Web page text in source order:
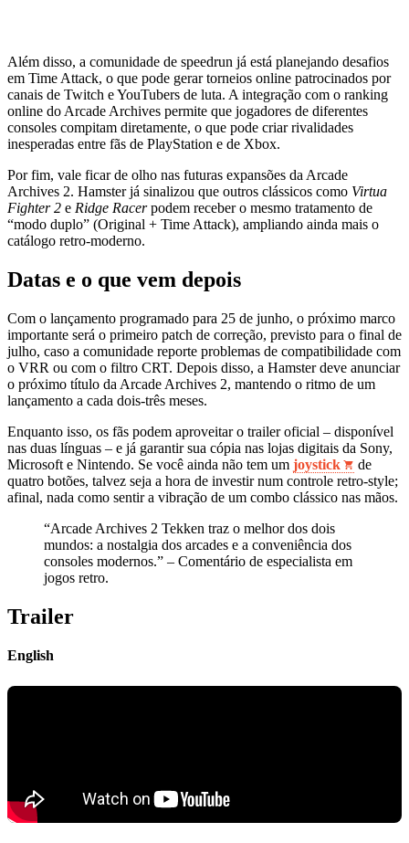
Além disso, a comunidade de speedrun já está planejando desafios
em Time Attack, o que pode gerar torneios online patrocinados por
canais de Twitch e YouTubers de luta. A integração com o ranking
online do Arcade Archives permite que jogadores de diferentes
consoles compitam diretamente, o que pode criar rivalidades
inesperadas entre fãs de PlayStation e de Xbox.
Por fim, vale ficar de olho nas futuras expansões da Arcade
Archives 2. Hamster já sinalizou que outros clássicos como Virtua
Fighter 2 e Ridge Racerpodem receber o mesmo tratamento de
“modo duplo” (Original + Time Attack), ampliando ainda mais o
catálogo retro‑moderno.
Datas e o que vem depois
Com o lançamento programado para 25 de junho, o próximo marco
importante será o primeiro patch de correção, previsto para o final de
julho, caso a comunidade reporte problemas de compatibilidade com
o VRR ou com o filtro CRT. Depois disso, a Hamster deve anunciar
o próximo título da Arcade Archives 2, mantendo o ritmo de um
lançamento a cada dois‑três meses.
Enquanto isso, os fãs podem aproveitar o trailer oficial – disponível
nas duas línguas – e já garantir sua cópia nas lojas digitais da Sony,
Microsoft e Nintendo. Se você ainda não tem um joystick
de
quatro botões, talvez seja a hora de investir num controle retro‑style;
afinal, nada como sentir a vibração de um combo clássico nas mãos.
“Arcade Archives 2 Tekken traz o melhor dos dois
mundos: a nostalgia dos arcades e a conveniência dos
consoles modernos.” – Comentário de especialista em
jogos retro.
Trailer
English